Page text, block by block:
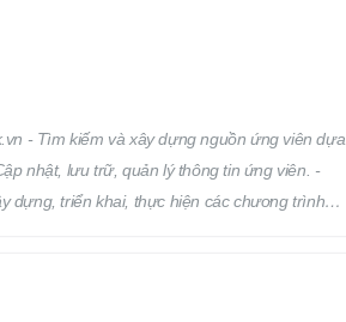
- Tìm kiếm và xây dựng nguồn ứng viên dựa
nhật, lưu trữ, quản lý thông tin ứng viên. -
dựng, triển khai, thực hiện các chương trình